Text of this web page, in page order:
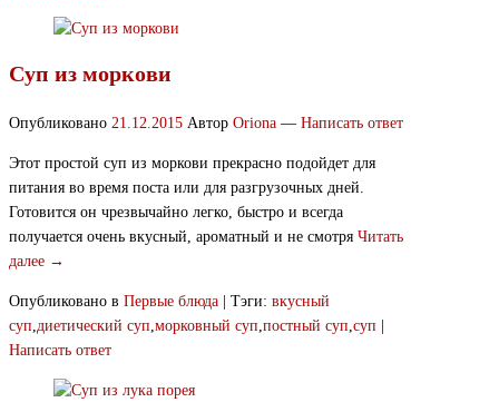
Суп из моркови
Опубликовано 21.12.2015 Автор Oriona — Написать ответ
Этот простой суп из моркови прекрасно подойдет для
питания во время поста или для разгрузочных дней.
Готовится он чрезвычайно легко, быстро и всегда
получается очень вкусный, ароматный и не смотря Читать
далее →
Опубликовано в Первые блюда Тэги: вкусный
суп,диетический суп,морковный суп,постный суп,суп
Написать ответ